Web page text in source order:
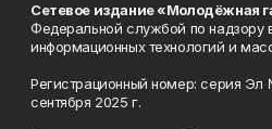
Сетевое издание «Молодёжная
Федеральной службой по надзору
информационных технологий и
Регистрационный номер: серия
сентября 2025 г.